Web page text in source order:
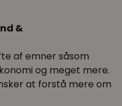
&
af emner såsom
og meget mere.
at forstå mere om